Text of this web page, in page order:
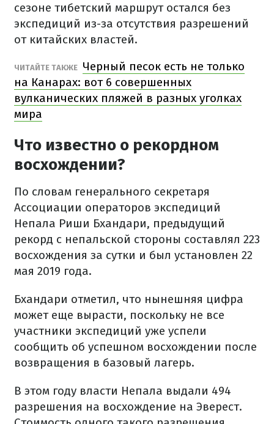
сезоне тибетский маршрут остался без
экспедиций из-за отсутствия разрешений
от китайских властей.
ЧИТАЙТЕ ТАКЖЕ Черный песок есть не только
на Канарах: вот 6 совершенных
вулканических пляжей в разных уголках
мира
Что известно о рекордном
восхождении?
По словам генерального секретаря
Ассоциации операторов экспедиций
Непала Риши Бхандари, предыдущий
рекорд с непальской стороны составлял 223
восхождения за сутки и был установлен 22
мая 2019 года.
Бхандари отметил, что нынешняя цифра
может еще вырасти, поскольку не все
участники экспедиций уже успели
сообщить об успешном восхождении после
возвращения в базовый лагерь.
В этом году власти Непала выдали 494
разрешения на восхождение на Эверест.